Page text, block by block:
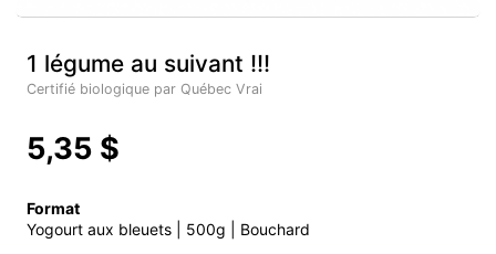
1 légume au suivant !!!
Certifié biologique par Québec Vrai
5,35 $
Format
Yogourt aux bleuets | 500g | Bouchard